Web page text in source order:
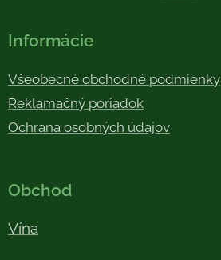
Informácie
Všeobecné obchodné podmienky
Reklamačný poriadok
Ochrana osobných údajov
Obchod
Vína